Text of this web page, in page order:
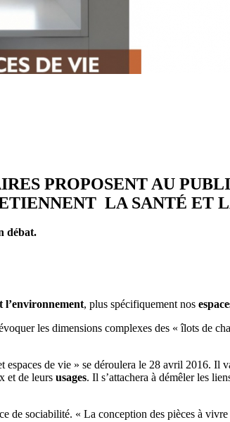
PROPOSENT AU
LA SANTÉ ET
débat.
l’environnement, plus spécifiquement nos
les dimensions complexes des « îlots de
de vie » se déroulera le 28 avril 2016. Il
et de leurs usages. Il s’attachera à démêler les
de sociabilité. « La conception des pièces à